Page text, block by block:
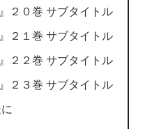
２０巻 サブタイトル
２１巻 サブタイトル
２２巻 サブタイトル
２３巻 サブタイトル